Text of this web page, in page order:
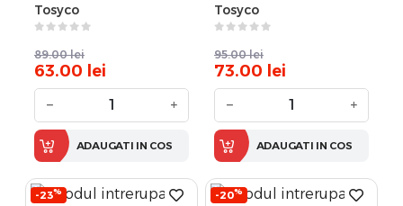
Tosyco
89.00 lei
63.00 lei
− +
ADAUGATI IN COS
Tosyco
95.00 lei
73.00 lei
− +
ADAUGATI IN COS
-23% -20%